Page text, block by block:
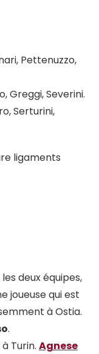
Pettenuzzo,
Greggi, Severini.
Serturini,
ligaments
deux équipes,
joueuse qui est
à Ostia.
.
Turin. Agnese